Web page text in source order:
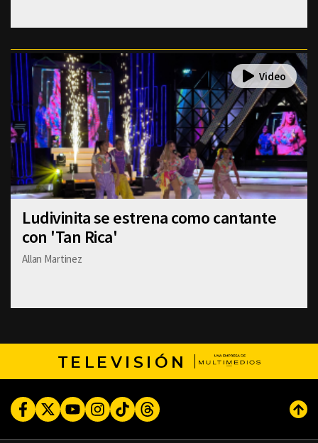
Ludivinita se estrena como cantante
con 'Tan Rica'
Allan Martinez
TELEVISIÓN
FacebookTwitterYoutubeInstagram
TikTokThreads